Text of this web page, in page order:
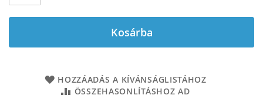
Kosárba
HOZZÁADÁS A KÍVÁNSÁGLISTÁHOZ
ÖSSZEHASONLÍTÁSHOZ AD